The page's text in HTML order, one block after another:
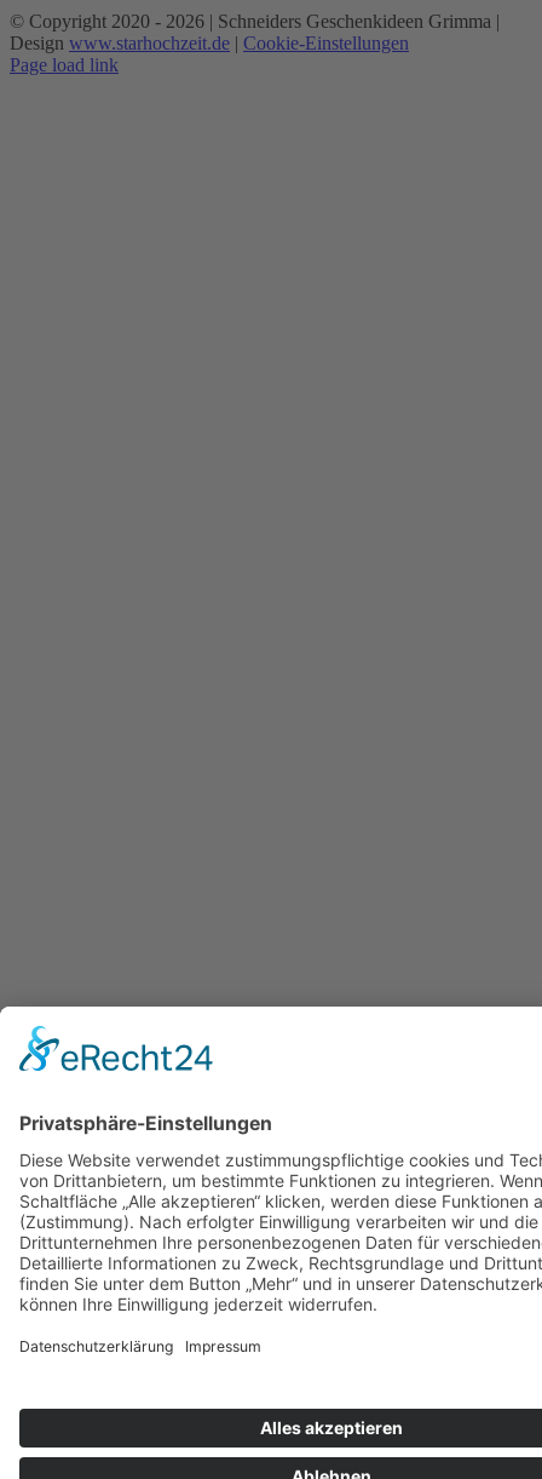
© Copyright 2020 - 2026 | Schneiders Geschenkideen Grimma |
Design www.starhochzeit.de | Cookie-Einstellungen
Page load link